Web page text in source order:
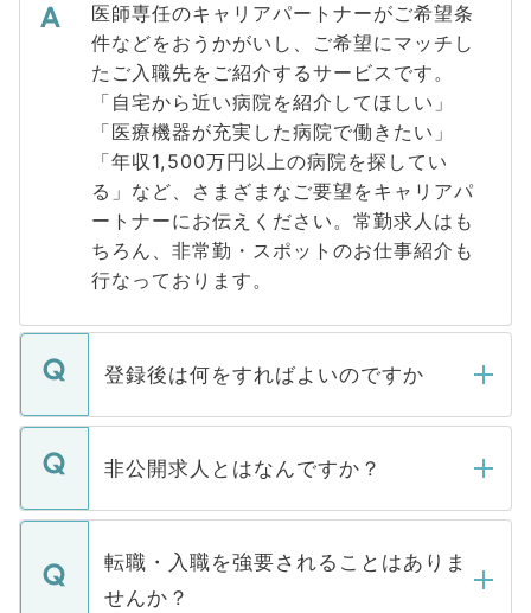
医師専任のキャリアパートナーがご希望条
件などをおうかがいし、ご希望にマッチし
たご入職先をご紹介するサービスです。
「自宅から近い病院を紹介してほしい」
「医療機器が充実した病院で働きたい」
「年収1,500万円以上の病院を探してい
る」など、さまざまなご要望をキャリアパ
ートナーにお伝えください。常勤求人はも
ちろん、非常勤・スポットのお仕事紹介も
行なっております。
登録後は何をすればよいのですか
ご登録いただきましたら、弊社担当者がご
登録内容を確認し、その後メールもしくは
ます。通常、5営業日以内にはご連絡をせて
いただきますので、しばらくお待ちくださ
非公開求人とはなんですか？
マイナビDOCTORで取り扱っている求人の
うち約3割は、Webサイトからご覧いただ
けない「非公開求人」です。非公開求人は
転職・入職を強要されることはありま
せんか？